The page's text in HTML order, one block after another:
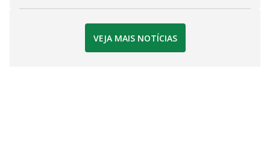
VEJA MAIS NOTÍCIAS